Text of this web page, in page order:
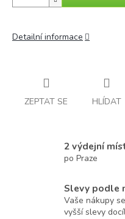
Detailní informace
ZEPTAT SE HLÍDAT
2 výdejní
po Praze
Slevy podle
Vaše nákupy
vyšší slevy